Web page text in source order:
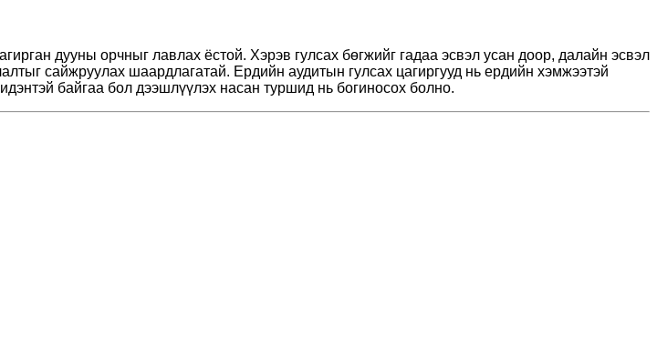
дууны орчныг лавлах ёстой. Хэрэв гулсах бөгжийг гадаа эсвэл усан доор, далайн эсвэл
сайжруулах шаардлагатай. Ердийн аудитын гулсах цагиргууд нь ердийн хэмжээтэй
байгаа бол дээшлүүлэх насан туршид нь богиносох болно.